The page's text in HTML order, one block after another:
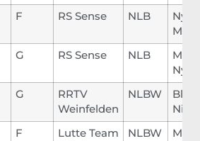
F RS Sense NLB
G RS Sense NLB
G
RRTV
Weinfelden
NLBW
F
Lutte Team
NLBW